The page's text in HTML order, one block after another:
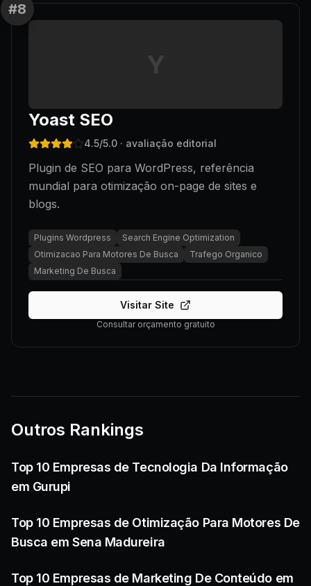
#8
Y
Yoast SEO
4.5/5.0 · avaliação editorial
Plugin de SEO para WordPress, referência
mundial para otimização on-page de sites e
blogs.
Plugins Wordpress
Search Engine Optimization
Otimizacao Para Motores De Busca
Trafego Organico
Marketing De Busca
Visitar Site
Consultar orçamento gratuito
Outros Rankings
Top 10 Empresas de Tecnologia Da Informação
em Gurupi
Top 10 Empresas de Otimização Para Motores De
Busca em Sena Madureira
Top 10 Empresas de Marketing De Conteúdo em